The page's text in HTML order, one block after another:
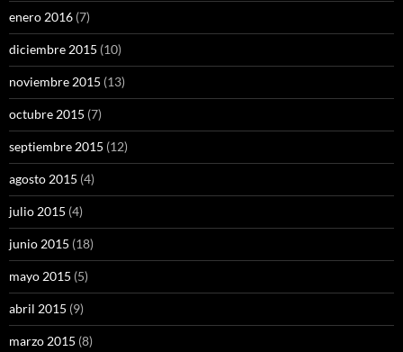
enero 2016 (7)
diciembre 2015 (10)
noviembre 2015 (13)
octubre 2015 (7)
septiembre 2015 (12)
agosto 2015 (4)
julio 2015 (4)
junio 2015 (18)
mayo 2015 (5)
abril 2015 (9)
marzo 2015 (8)